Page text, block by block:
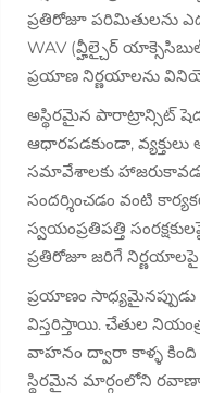
ప్రతిరోజూ పరిమితులను
WAV (వ్హీల్చైర్
ప్రయాణ నిర్ణయాలను
అస్థిరమైన పారాట్రాన్సిట్
ఆధారపడకుండా,
సమావేశాలకు
సందర్శించడం వంటి
స్వయంప్రతిపత్తి
ప్రతిరోజూ జరిగే నిర్ణయాలపై
ప్రయాణం
విస్తరిస్తాయి. చేతుల
వాహనం ద్వారా కాళ్ళ కింది
స్థిరమైన మార్గంలోని రవాణా